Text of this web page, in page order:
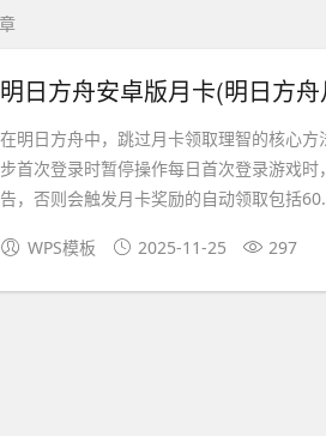
明日方舟安卓版月卡(明日方
在明日方舟中，跳过月卡领取理智的核心
步首次登录时暂停操作每日首次登录游戏
告，否则会触发月卡奖励的自动领取包括
WPS模板 2025-11-25 297